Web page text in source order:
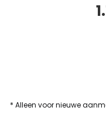
* Alleen voor nieuwe